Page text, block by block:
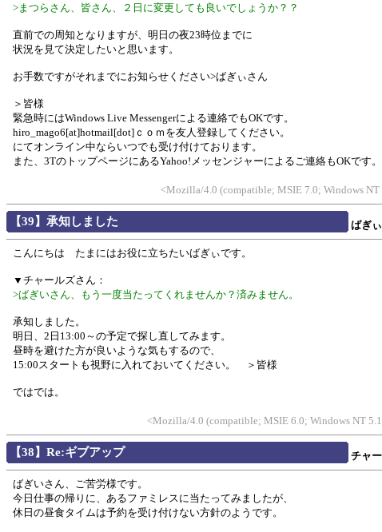
>まつらさん、皆さん、２日に変更しても良いでしょうか？？
直前での周知となりますが、明日の夜23時位までに
状況を見て決定したいと思います。
お手数ですがそれまでにお知らせください>ばぎぃさん
＞皆様
緊急時にはWindows Live Messengerによる連絡でもOKです。
hiro_mago6[at]hotmail[dot]ｃｏｍを友人登録してください。
にてオンライン中ならいつでも受け付けております。
また、3TのトップページにあるYahoo!メッセンジャーによるご連絡もOKです。
<Mozilla/4.0 (compatible; MSIE 7.0; Windows
【39】承知しました ばぎぃ
こんにちは たまにはお役に立ちたいばぎぃです。
▼チャールズさん：
>ばぎいさん、もう一度当たってくれませんか？済みません。
承知しました。
明日、2日13:00～の予定で探し直してみます。
昼時を避けた方が良いような気もするので、
15:00スタートも視野に入れておいてください。 ＞皆様
ではでは。
<Mozilla/4.0 (compatible; MSIE 6.0; Windows NT
【38】Re:ギブアップ チャ
ばぎいさん、ご苦労様です。
今日仕事の帰りに、あるファミレスに当たってみましたが、
休日の昼食タイムは予約を受け付けない方針のようです。